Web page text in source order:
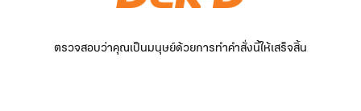
ตรวจสอบว่าคุณเป็นมนุษย์ด้วยการทำคำสั่งนี้ให้เสร็จสิ้น